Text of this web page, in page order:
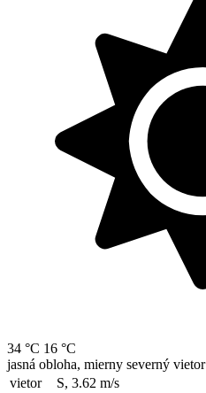
34 °C 16 °C
jasná obloha, mierny severný vietor
vietor
S, 3.62 m/s